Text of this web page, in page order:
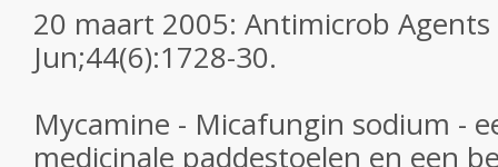
20 maart 2005: Antimicrob
Jun;44(6):1728-30.
Mycamine - Micafungin sodium -
medicinale paddestoelen en een